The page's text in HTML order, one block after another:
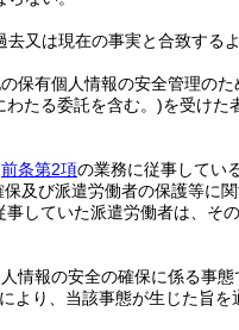
又は現在の事実と合致する
有個人情報の安全管理の
わたる委託を含む。)を受けた
前条第2項の業務に従事してい
及び派遣労働者の保護等に
事していた派遣労働者は、そ
情報の安全の確保に係る事
り、当該事態が生じた旨を